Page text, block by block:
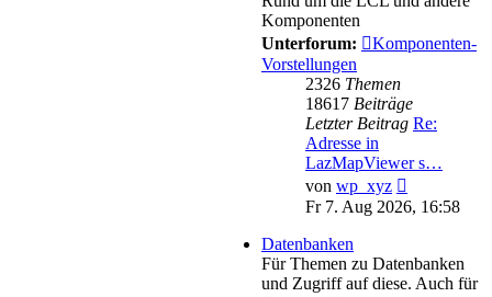
Komponenten
Unterforum:
Komponenten-
Vorstellungen
2326 Themen
18617 Beiträge
Letzter Beitrag Re:
Adresse in
LazMapViewer s…
von wp_xyz
Beitrag
Fr 7. Aug 2026, 16:58
Datenbanken
Für Themen zu Datenbanken
und Zugriff auf diese. Auch für